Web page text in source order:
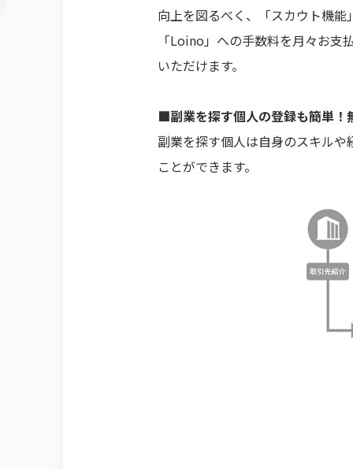
向上を図るべく、「スカウト機
「Loino」への手数料を月々お
いただけます。
■副業を探す個人の登録も簡単！
副業を探す個人は自身のスキル
ことができます。